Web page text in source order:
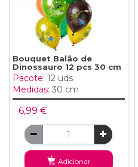
Bouquet Balão de
Dinossauro 12 pcs 30 cm
Pacote: 12 uds
Medidas: 30 cm
6,99 €
Adicionar